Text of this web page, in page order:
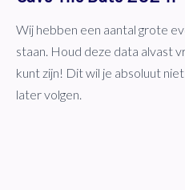
Wij hebben een aantal grote
staan. Houd deze data alvast
kunt zijn! Dit wil je absoluut
later volgen.